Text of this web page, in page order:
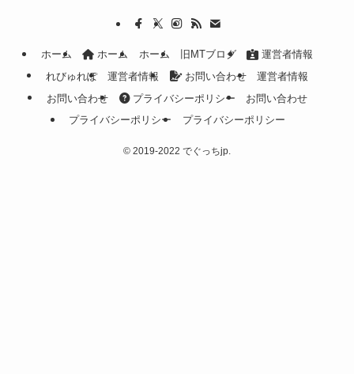
ホーム ホーム ホーム 旧MTブログ
運営者情報
れびゅれぽ
運営者情報 お問い合わせ
運営者情報
お問い合わせ
プライバシーポリシー
お問い合わせ
プライバシーポリシー
プライバシーポリシー
© 2019-2022 でぐっちjp.